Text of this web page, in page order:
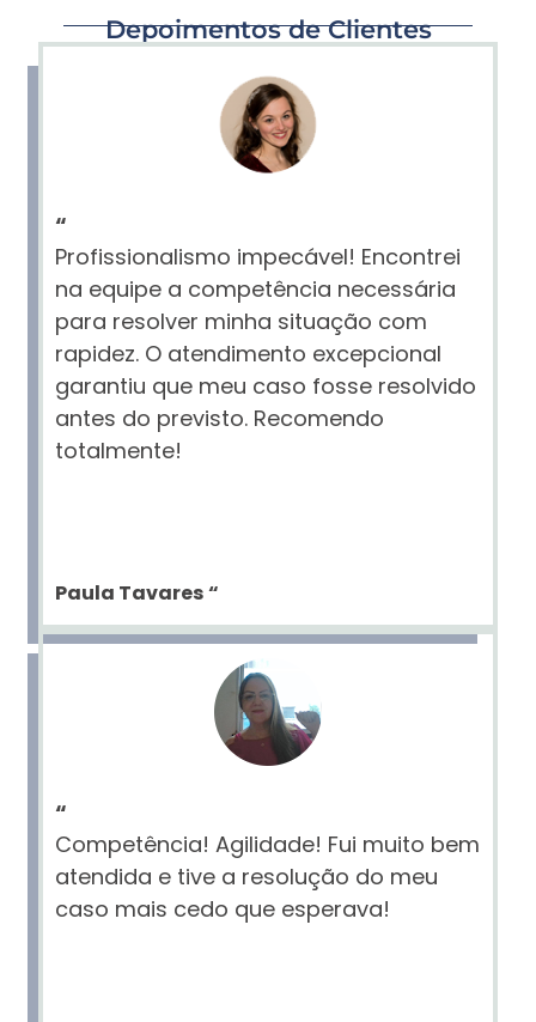
Depoimentos de Clientes
“
Profissionalismo impecável! Encontrei
na equipe a competência necessária
para resolver minha situação com
rapidez. O atendimento excepcional
garantiu que meu caso fosse resolvido
antes do previsto. Recomendo
totalmente!
Paula Tavares“
“
Competência! Agilidade! Fui muito bem
atendida e tive a resolução do meu
caso mais cedo que esperava!